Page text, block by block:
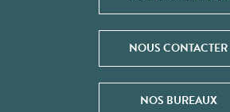
NOUS CONTACTER
NOS BUREAUX